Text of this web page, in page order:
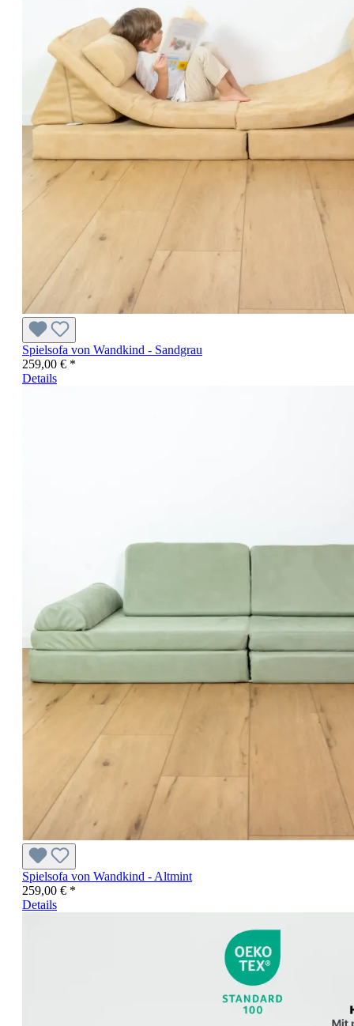
Spielsofa von Wandkind - Sandgrau
259,00 € *
Details
Spielsofa von Wandkind - Altmint
259,00 € *
Details